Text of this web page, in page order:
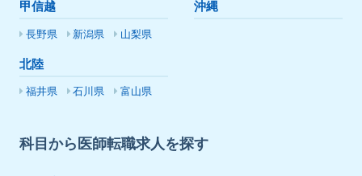
甲信越
長野県 新潟県 山梨県
北陸
福井県 石川県 富山県
沖縄
科目から医師転職求人を探す